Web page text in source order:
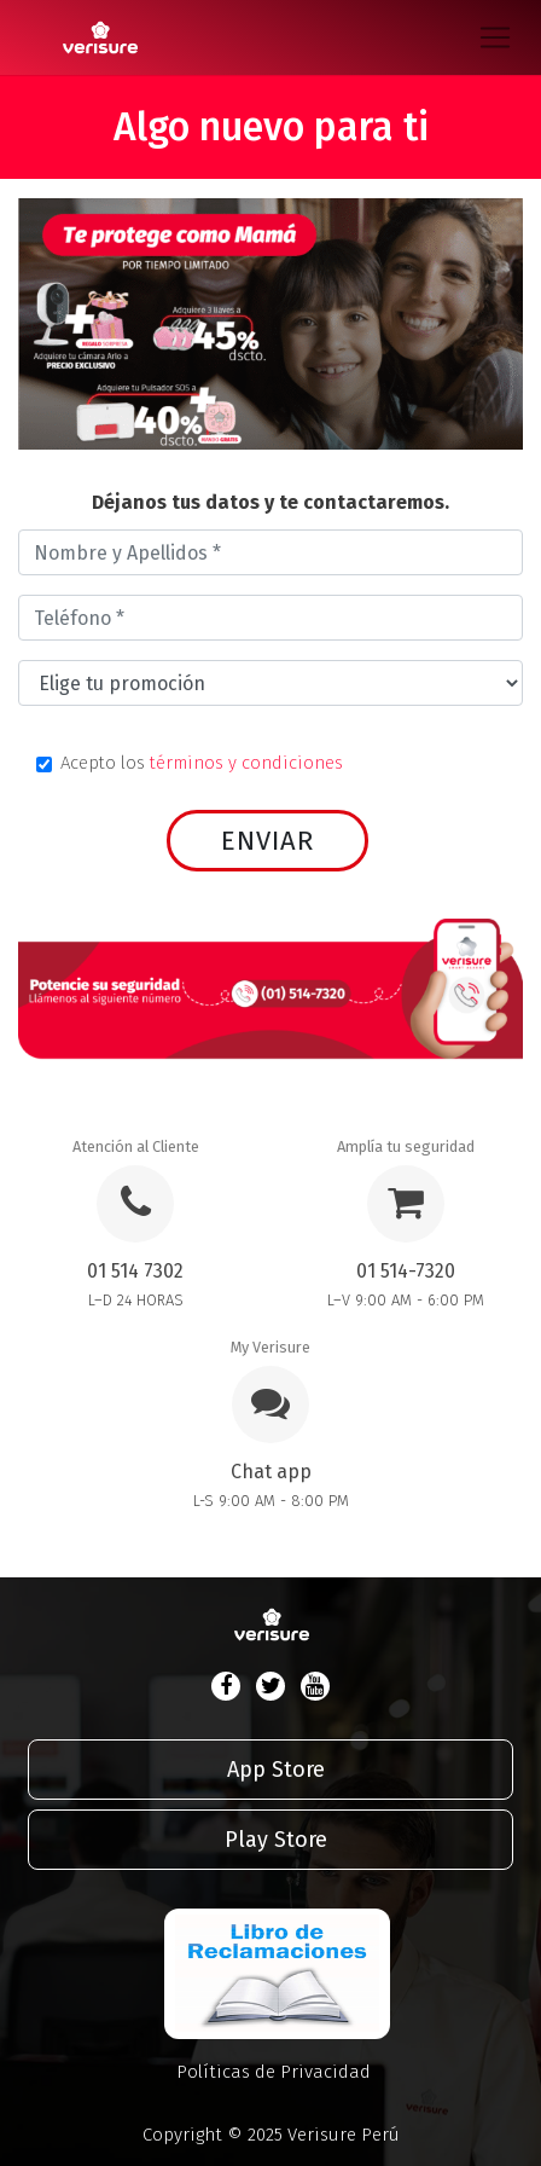
Algo nuevo para ti
Déjanos tus datos y te contactaremos.
Acepto lostérminos y condiciones
Atención al Cliente
01 514 7302
L–D 24 HORAS
Amplía tu seguridad
01 514-7320
L–V 9:00 AM - 6:00 PM
My Verisure
Chat app
L-S 9:00 AM - 8:00 PM
App Store
Play Store
Políticas de Privacidad
Copyright © 2025 Verisure Perú